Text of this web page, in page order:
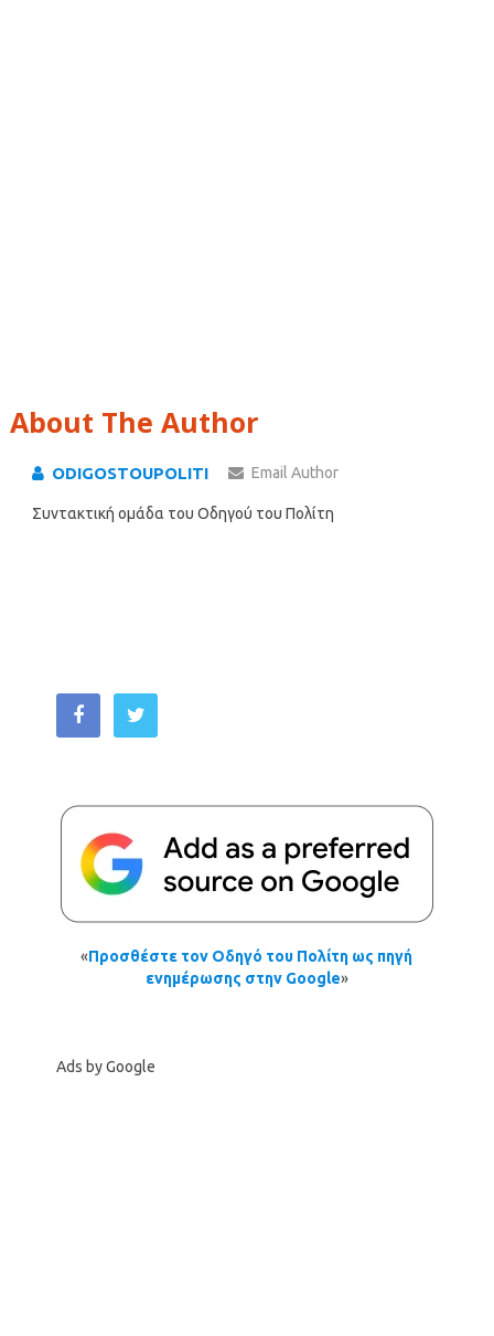
About The Author
ODIGOSTOUPOLITI Email Author
Συντακτική ομάδα του Οδηγού του Πολίτη
«Προσθέστε τον Οδηγό του Πολίτη ως πηγή
ενημέρωσης στην Google»
Ads by Google